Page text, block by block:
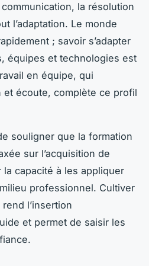
la résolution
l’adaptation. Le monde
; savoir s’adapter
équipes et technologies est
en équipe, qui
et écoute, complète ce profil
souligner que la formation
sur l’acquisition de
capacité à les appliquer
professionnel. Cultiver
l’insertion
et permet de saisir les